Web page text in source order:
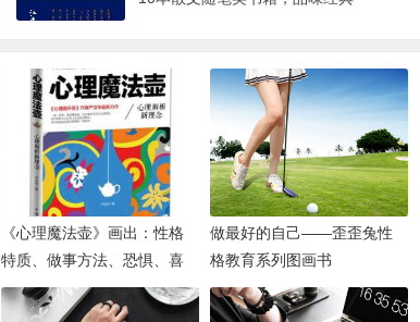
《心理魔法壶》画出：性格
特质、做事方法、恐惧、喜
好和内心想法的壶
做最好的自己——歪歪兔性
格教育系列图画书